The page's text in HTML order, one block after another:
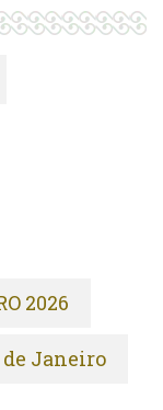
2026
de Janeiro